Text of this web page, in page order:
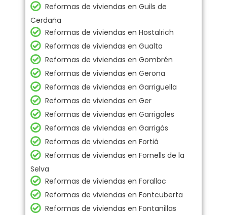
Reformas de viviendas en Guils de
Cerdaña
Reformas de viviendas en Hostalrich
Reformas de viviendas en Gualta
Reformas de viviendas en Gombrén
Reformas de viviendas en Gerona
Reformas de viviendas en Garriguella
Reformas de viviendas en Ger
Reformas de viviendas en Garrigoles
Reformas de viviendas en Garrigás
Reformas de viviendas en Fortiá
Reformas de viviendas en Fornells de la
Selva
Reformas de viviendas en Forallac
Reformas de viviendas en Fontcuberta
Reformas de viviendas en Fontanillas